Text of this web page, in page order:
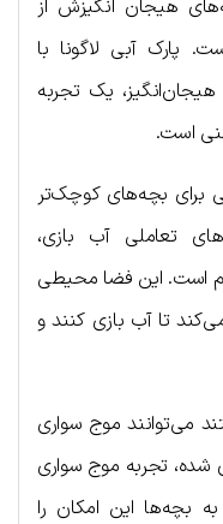
هیجان انگیزش از
پارک آبی لاگونا با
یک تجربه
است.
برای بچه‌های کوچک‌تر
تعاملی آب بازی،
است. این فضا محیطی
تا آب بازی کنند و
می‌توانند موج سواری
تجربه موج سواری
بچه‌ها این امکان را